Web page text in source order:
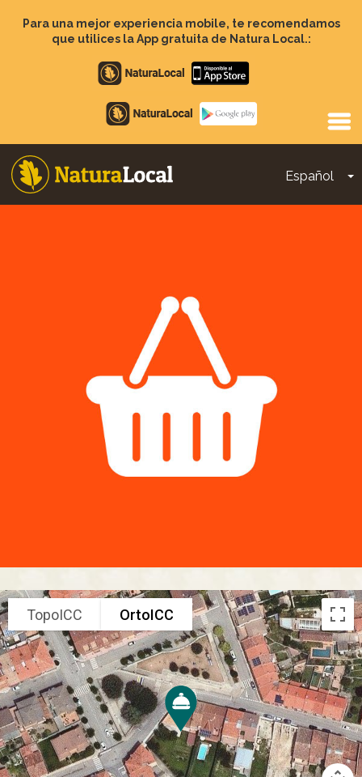
contenido
Para una mejor experiencia mobile, te recomendamos
que utilices la App gratuita de Natura Local.:
Apple
store
Google
Play
Español
Main
TopoICC OrtoICC